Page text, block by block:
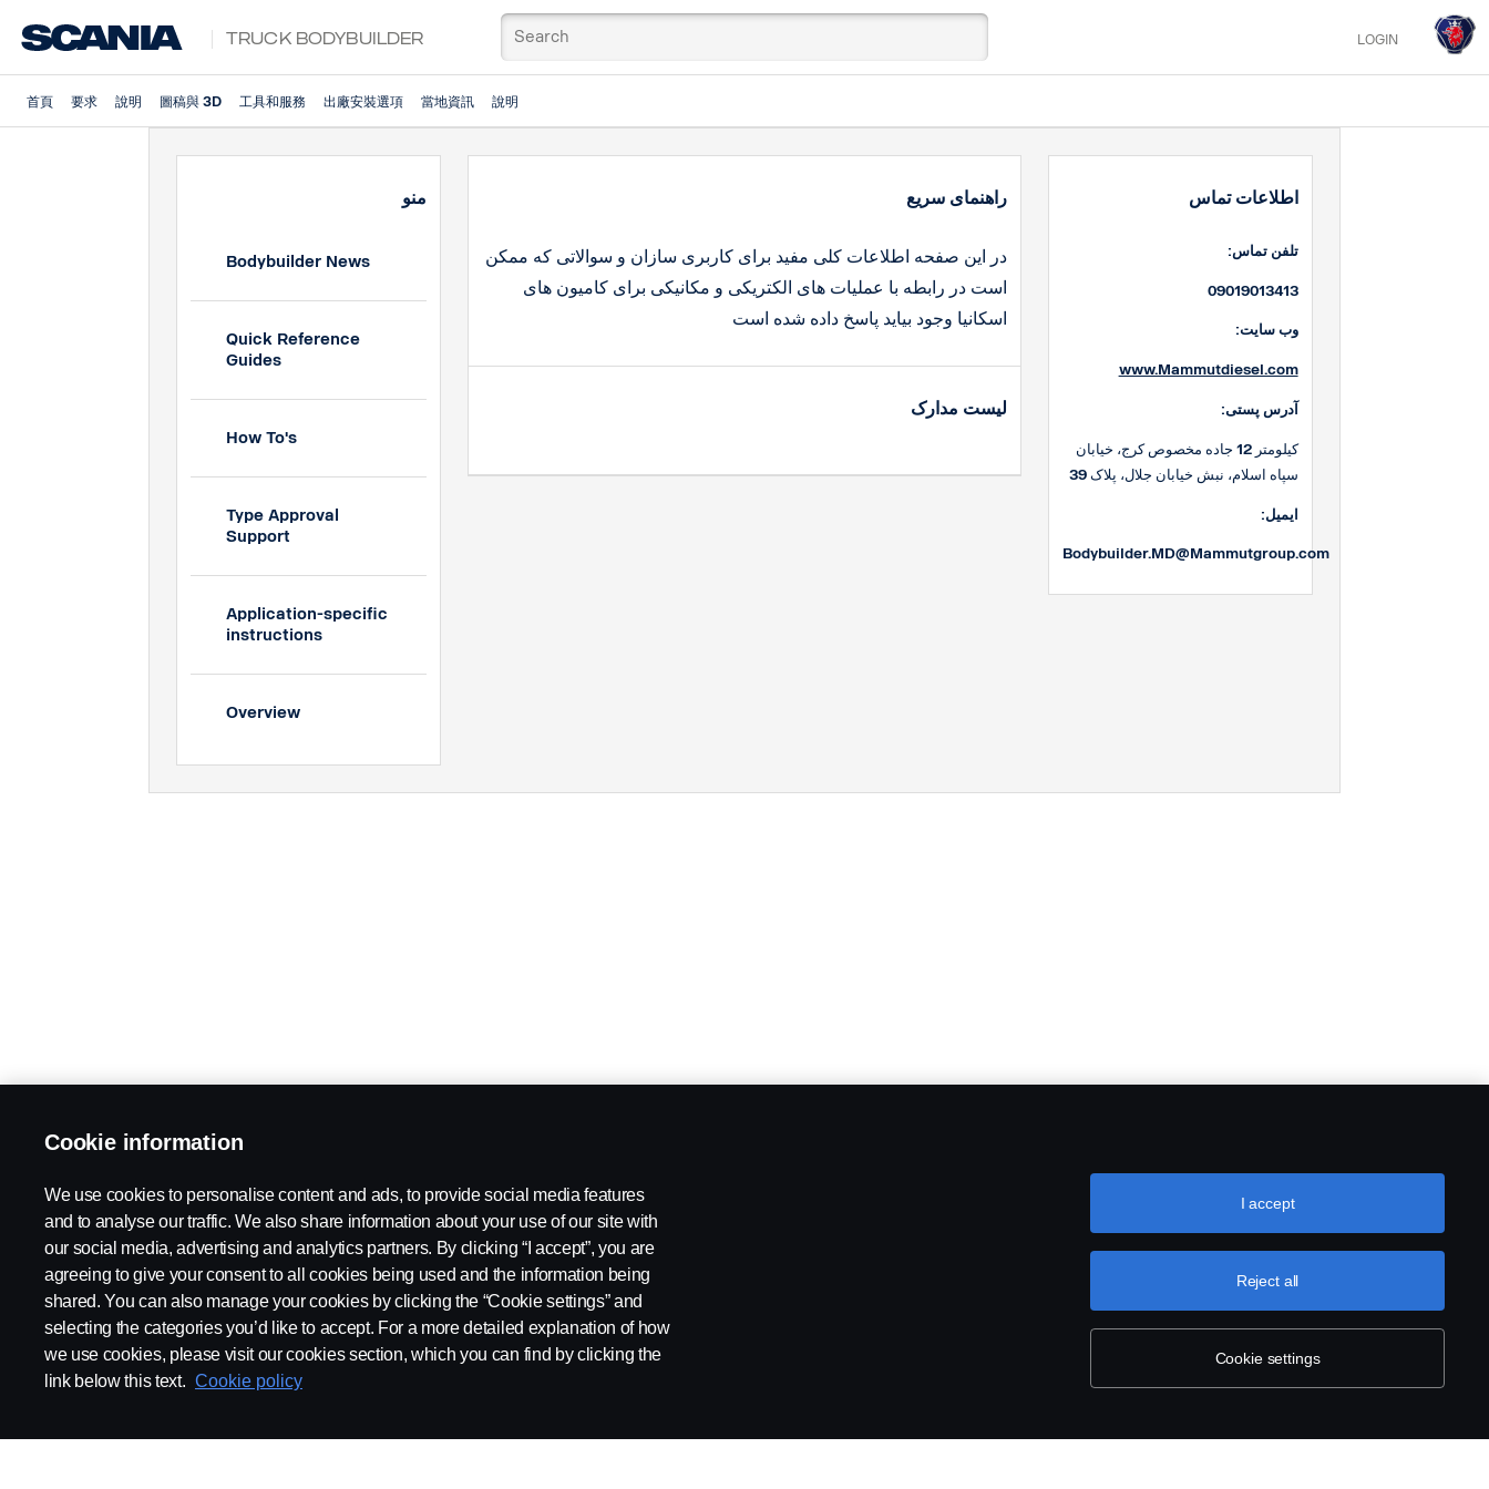
Truck Bodybuilder LOGIN
首頁 要求 說明 圖稿與 3D 工具和服務 出廠安裝選項 當地資訊 說明
منو
Bodybuilder News
Quick Reference
Guides
How To's
Type Approval
Support
Application-specific
instructions
Overview
راهنمای سریع
در این صفحه اطلاعات کلی مفید برای کاربری سازان و سوالاتی که ممکن
است در رابطه با عملیات های الکتریکی و مکانیکی برای کامیون های
اسکانیا وجود بیاید پاسخ داده شده است
لیست مدارک
اطلاعات تماس
:تلفن تماس
09019013413
:وب سایت
www.Mammutdiesel.com
:آدرس پستی
کیلومتر 12 جاده مخصوص کرج، خیابان
سپاه اسلام، نبش خیابان جلال، پلاک 39
:ایمیل
Bodybuilder.MD@Mammutgroup.com
Cookie information
We use cookies to personalise content and ads, to provide social media features
and to analyse our traffic. We also share information about your use of our site with
our social media, advertising and analytics partners. By clicking “I accept”, you are
agreeing to give your consent to all cookies being used and the information being
shared. You can also manage your cookies by clicking the “Cookie settings” and
selecting the categories you’d like to accept. For a more detailed explanation of how
we use cookies, please visit our cookies section, which you can find by clicking the
link below this text. Cookie policy
Cookie settings
Reject all
I accept